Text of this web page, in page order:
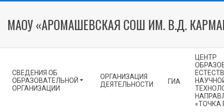
content
МАОУ «АРОМАШЕВСКАЯ СОШ ИМ. В.Д.
Menu
СВЕДЕНИЯ ОБ
ОБРАЗОВАТЕЛЬНОЙ
ОРГАНИЗАЦИИ
ОРГАНИЗАЦИЯ
ДЕЯТЕЛЬНОСТИ
ГИА
ЦЕНТР
«ТОЧКА